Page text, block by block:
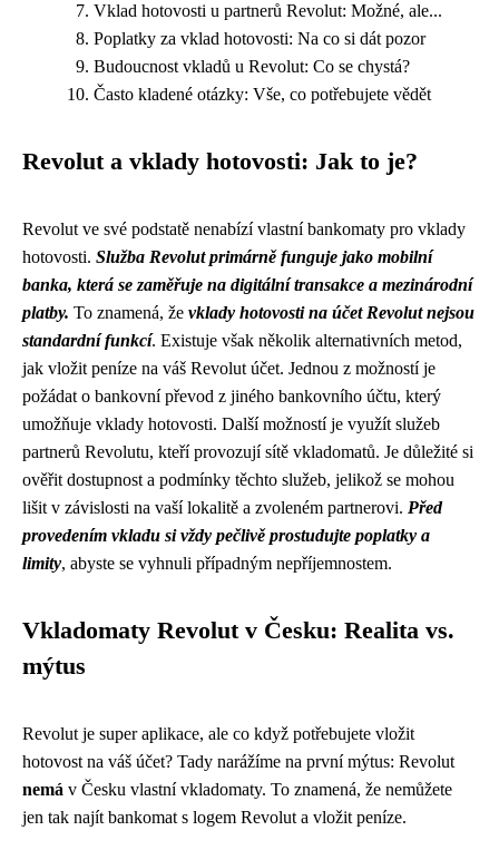
Vklad hotovosti u partnerů Revolut: Možné, ale...
Poplatky za vklad hotovosti: Na co si dát pozor
Budoucnost vkladů u Revolut: Co se chystá?
Často kladené otázky: Vše, co potřebujete vědět
Revolut a vklady hotovosti: Jak to je?
Revolut ve své podstatě nenabízí vlastní bankomaty pro vklady
hotovosti. Služba Revolut primárně funguje jako mobilní
banka, která se zaměřuje na digitální transakce a mezinárodní
platby. To znamená, že vklady hotovosti na účet Revolut nejsou
standardní funkcí. Existuje však několik alternativních metod,
jak vložit peníze na váš Revolut účet. Jednou z možností je
požádat o bankovní převod z jiného bankovního účtu, který
umožňuje vklady hotovosti. Další možností je využít služeb
partnerů Revolutu, kteří provozují sítě vkladomatů. Je důležité si
ověřit dostupnost a podmínky těchto služeb, jelikož se mohou
lišit v závislosti na vaší lokalitě a zvoleném partnerovi. Před
provedením vkladu si vždy pečlivě prostudujte poplatky a
limity, abyste se vyhnuli případným nepříjemnostem.
Vkladomaty Revolut v Česku: Realita vs.
mýtus
Revolut je super aplikace, ale co když potřebujete vložit
hotovost na váš účet? Tady narážíme na první mýtus: Revolut
nemá v Česku vlastní vkladomaty. To znamená, že nemůžete
jen tak najít bankomat s logem Revolut a vložit peníze.